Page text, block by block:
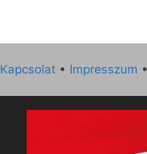
Kapcsolat • Impresszum •